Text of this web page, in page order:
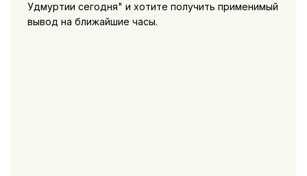
Удмуртии сегодня" и хотите получить применимый
вывод на ближайшие часы.